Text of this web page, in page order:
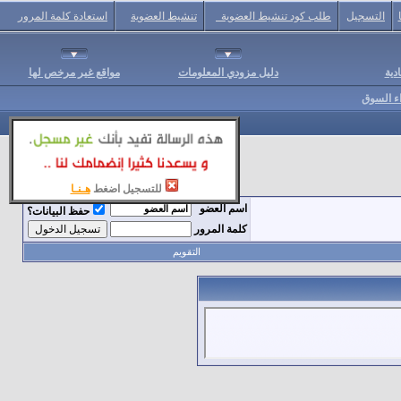
للتسجيل اضغط هـنـا
التسجيل طلب كود تنشيط العضوية تنشيط العضوية استعادة كلمة المرور
دليل مزودي المعلومات مواقع غير مرخص لها
السوق
اسم العضو
حفظ البيانات؟
كلمة المرور
التقويم